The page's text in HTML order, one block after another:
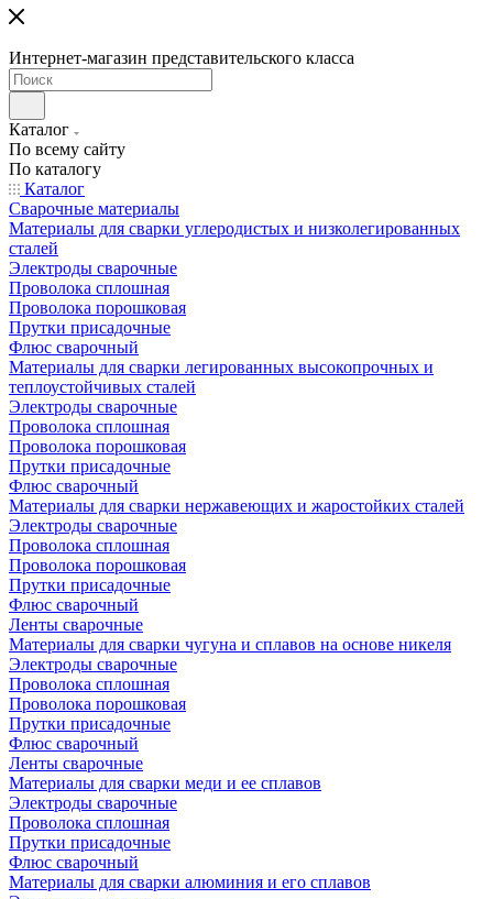
Интернет-магазин представительского класса
Каталог
По всему сайту
По каталогу
Каталог
Сварочные материалы
Материалы для сварки углеродистых и низколегированных
сталей
Электроды сварочные
Проволока сплошная
Проволока порошковая
Прутки присадочные
Флюс сварочный
Материалы для сварки легированных высокопрочных и
теплоустойчивых сталей
Электроды сварочные
Проволока сплошная
Проволока порошковая
Прутки присадочные
Флюс сварочный
Материалы для сварки нержавеющих и жаростойких сталей
Электроды сварочные
Проволока сплошная
Проволока порошковая
Прутки присадочные
Флюс сварочный
Ленты сварочные
Материалы для сварки чугуна и сплавов на основе никеля
Электроды сварочные
Проволока сплошная
Проволока порошковая
Прутки присадочные
Флюс сварочный
Ленты сварочные
Материалы для сварки меди и ее сплавов
Электроды сварочные
Проволока сплошная
Прутки присадочные
Флюс сварочный
Материалы для сварки алюминия и его сплавов